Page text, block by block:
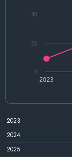
2023
0
20
40
2023
2024
2025